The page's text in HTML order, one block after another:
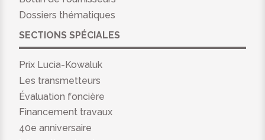
Dossiers thématiques
SECTIONS SPÉCIALES
Prix Lucia-Kowaluk
Les transmetteurs
Évaluation foncière
Financement travaux
40e anniversaire